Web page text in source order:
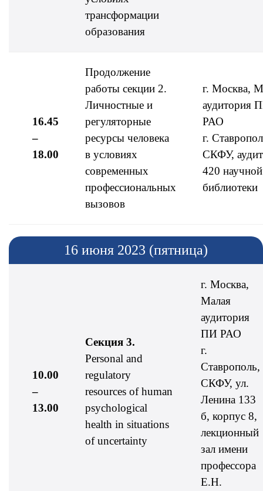
трансформации
образования
16.45
–
18.00
Продолжение
работы секции 2.
Личностные и
регуляторные
ресурсы человека
в условиях
современных
профессиональных
вызовов
г. Москва,
аудитория
РАО
г.
СКФУ,
420 научной
библиотеки
16 июня 2023 (пятница)
10.00
–
13.00
Секция 3.
Personal and
regulatory
resources of human
psychological
health in situations
of uncertainty
г. Москва,
Малая
аудитория
ПИ РАО
г.
Ставрополь,
СКФУ, ул.
Ленина 133
б, корпус 8,
лекционный
зал имени
профессора
Е.Н.